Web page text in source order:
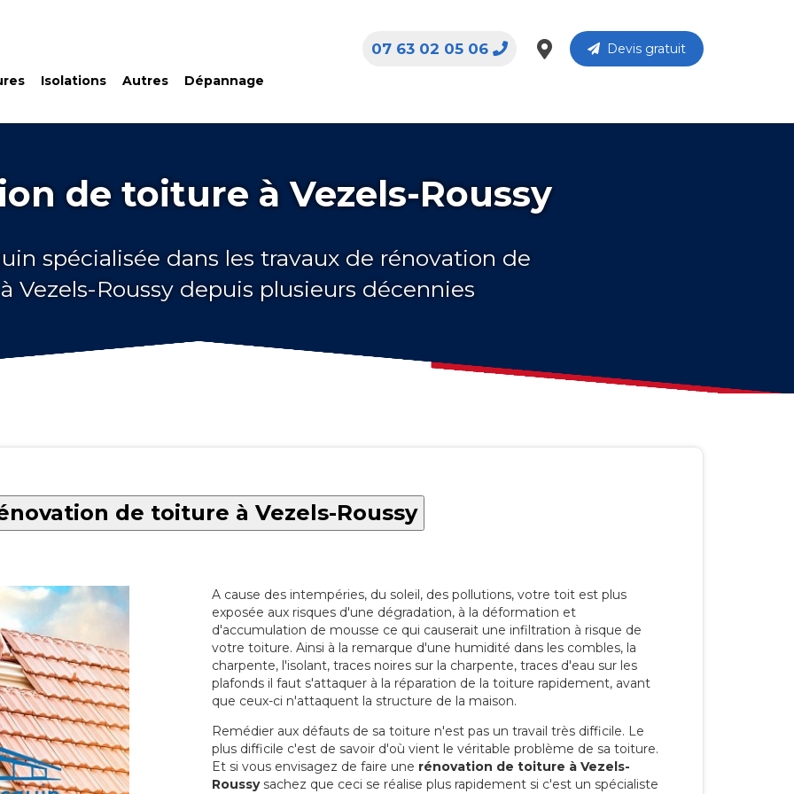
Isolations Autres Dépannage
Devis gratuit
07 63 02 05 06
de toiture à Vezels-Roussy
spécialisée dans les travaux de rénovation de
Vezels-Roussy depuis plusieurs décennies
de toiture à Vezels-Roussy
A cause des intempéries, du soleil, des pollutions, votre toit est plus
exposée aux risques d'une dégradation, à la déformation et
d'accumulation de mousse ce qui causerait une infiltration à risque de
votre toiture. Ainsi à la remarque d'une humidité dans les combles, la
charpente, l'isolant, traces noires sur la charpente, traces d'eau sur les
plafonds il faut s'attaquer à la réparation de la toiture rapidement, avant
que ceux-ci n'attaquent la structure de la maison.
Remédier aux défauts de sa toiture n'est pas un travail très difficile. Le
plus difficile c'est de savoir d'où vient le véritable problème de sa toiture.
Et si vous envisagez de faire une rénovation de toiture à Vezels-
Roussysachez que ceci se réalise plus rapidement si c'est un spécialiste